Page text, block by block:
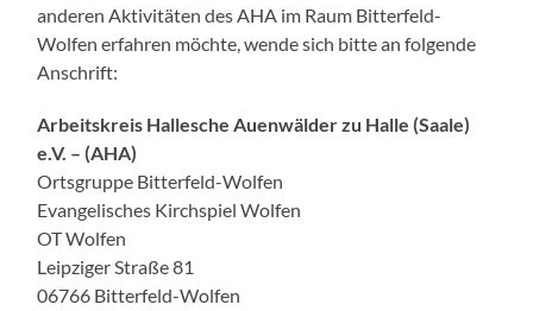
anderen Aktivitäten des AHA im Raum Bitterfeld-
Wolfen erfahren möchte, wende sich bitte an folgende
Anschrift:
Arbeitskreis Hallesche Auenwälder zu Halle (Saale)
e.V. – (AHA)
Ortsgruppe Bitterfeld-Wolfen
Evangelisches Kirchspiel Wolfen
OT Wolfen
Leipziger Straße 81
06766 Bitterfeld-Wolfen